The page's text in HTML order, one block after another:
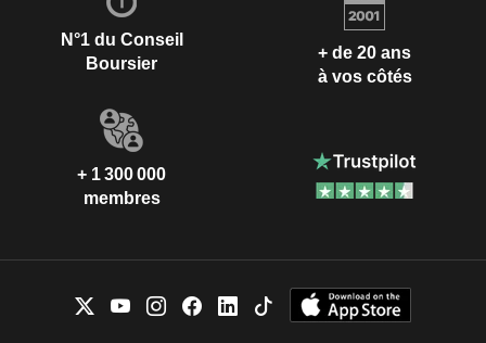
N°1 du Conseil
Boursier
+ de 20 ans
à vos côtés
+ 1 300 000
membres